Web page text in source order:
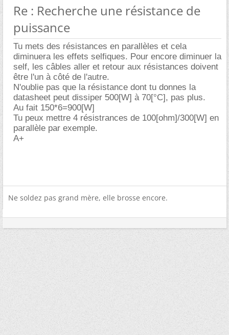
Re : Recherche une résistance de
puissance
Tu mets des résistances en parallèles et cela
diminuera les effets selfiques. Pour encore diminuer la
self, les câbles aller et retour aux résistances doivent
être l'un à côté de l'autre.
N'oublie pas que la résistance dont tu donnes la
datasheet peut dissiper 500[W] à 70[°C], pas plus.
Au fait 150*6=900[W]
Tu peux mettre 4 résistrances de 100[ohm]/300[W] en
parallèle par exemple.
A+
Ne soldez pas grand mère, elle brosse encore.